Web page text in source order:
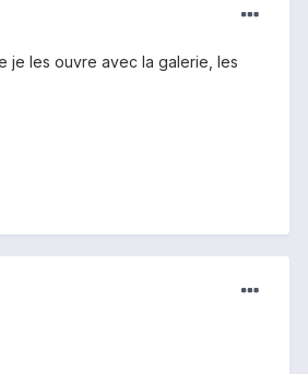
je les ouvre avec la galerie, les